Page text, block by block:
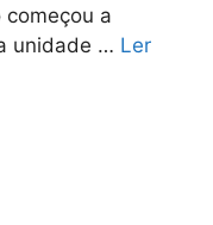
começou a
unidade … Ler